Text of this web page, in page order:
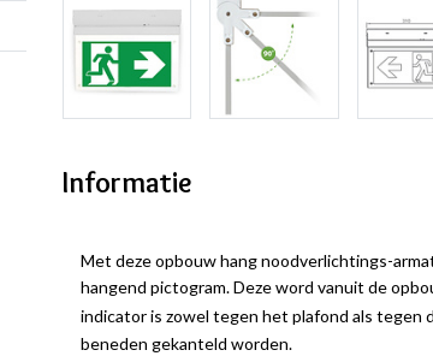
Informatie
Met deze opbouw hang noodverlichtings-
hangend pictogram. Deze word vanuit de
indicator is zowel tegen het plafond als tegen
beneden gekanteld worden.